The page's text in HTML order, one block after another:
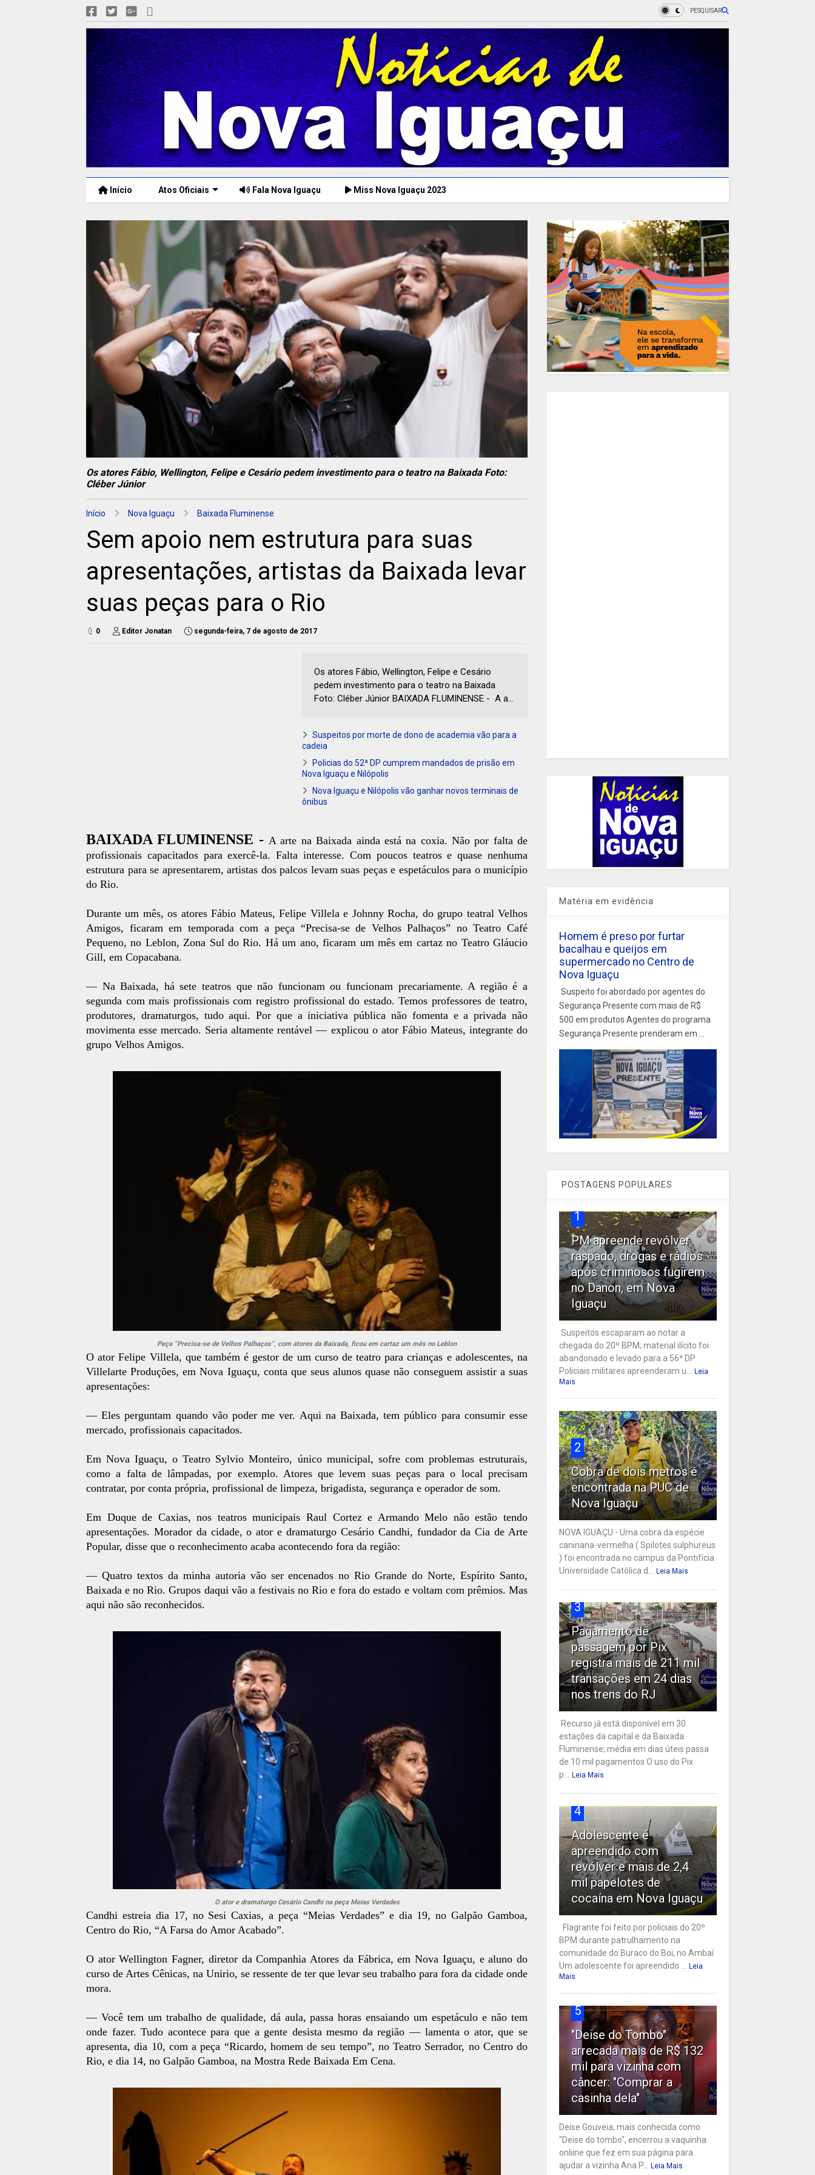
PESQUISAR
Início Atos Oficiais Fala Nova Iguaçu Miss Nova Iguaçu 2023
Os atores Fábio, Wellington, Felipe e Cesário pedem investimento para o teatro na Baixada Foto:
Cléber Júnior
Início Nova Iguaçu Baixada Fluminense
Sem apoio nem estrutura para suas
apresentações, artistas da Baixada levar
suas peças para o Rio
0 Editor Jonatan segunda-feira, 7 de agosto de 2017
Os atores Fábio, Wellington, Felipe e Cesário
pedem investimento para o teatro na Baixada
Foto: Cléber Júnior BAIXADA FLUMINENSE - A a...
Suspeitos por morte de dono de academia vão para a
cadeia
Policias do 52ª DP cumprem mandados de prisão em
Nova Iguaçu e Nilópolis
Nova Iguaçu e Nilópolis vão ganhar novos terminais de
ônibus
BAIXADA FLUMINENSE -A arte na Baixada ainda está na coxia. Não por falta de
profissionais capacitados para exercê-la. Falta interesse. Com poucos teatros e quase nenhuma
estrutura para se apresentarem, artistas dos palcos levam suas peças e espetáculos para o município
do Rio.
Durante um mês, os atores Fábio Mateus, Felipe Villela e Johnny Rocha, do grupo teatral Velhos
Amigos, ficaram em temporada com a peça “Precisa-se de Velhos Palhaços” no Teatro Café
Pequeno, no Leblon, Zona Sul do Rio. Há um ano, ficaram um mês em cartaz no Teatro Gláucio
Gill, em Copacabana.
— Na Baixada, há sete teatros que não funcionam ou funcionam precariamente. A região é a
segunda com mais profissionais com registro profissional do estado. Temos professores de teatro,
produtores, dramaturgos, tudo aqui. Por que a iniciativa pública não fomenta e a privada não
movimenta esse mercado. Seria altamente rentável — explicou o ator Fábio Mateus, integrante do
grupo Velhos Amigos.
Peça “Precisa-se de Velhos Palhaços”, com atores da Baixada, ficou em cartaz um mês no Leblon
O ator Felipe Villela, que também é gestor de um curso de teatro para crianças e adolescentes, na
Villelarte Produções, em Nova Iguaçu, conta que seus alunos quase não conseguem assistir a suas
apresentações:
— Eles perguntam quando vão poder me ver. Aqui na Baixada, tem público para consumir esse
mercado, profissionais capacitados.
Em Nova Iguaçu, o Teatro Sylvio Monteiro, único municipal, sofre com problemas estruturais,
como a falta de lâmpadas, por exemplo. Atores que levem suas peças para o local precisam
contratar, por conta própria, profissional de limpeza, brigadista, segurança e operador de som.
Em Duque de Caxias, nos teatros municipais Raul Cortez e Armando Melo não estão tendo
apresentações. Morador da cidade, o ator e dramaturgo Cesário Candhi, fundador da Cia de Arte
Popular, disse que o reconhecimento acaba acontecendo fora da região:
— Quatro textos da minha autoria vão ser encenados no Rio Grande do Norte, Espírito Santo,
Baixada e no Rio. Grupos daqui vão a festivais no Rio e fora do estado e voltam com prêmios. Mas
aqui não são reconhecidos.
O ator e dramaturgo Cesário Candhi na peça Meias Verdades
Candhi estreia dia 17, no Sesi Caxias, a peça “Meias Verdades” e dia 19, no Galpão Gamboa,
Centro do Rio, “A Farsa do Amor Acabado”.
O ator Wellington Fagner, diretor da Companhia Atores da Fábrica, em Nova Iguaçu, e aluno do
curso de Artes Cênicas, na Unirio, se ressente de ter que levar seu trabalho para fora da cidade onde
mora.
— Você tem um trabalho de qualidade, dá aula, passa horas ensaiando um espetáculo e não tem
onde fazer. Tudo acontece para que a gente desista mesmo da região — lamenta o ator, que se
apresenta, dia 10, com a peça “Ricardo, homem de seu tempo”, no Teatro Serrador, no Centro do
Rio, e dia 14, no Galpão Gamboa, na Mostra Rede Baixada Em Cena.
Matéria em evidência
Homem é preso por furtar
bacalhau e queijos em
supermercado no Centro de
Nova Iguaçu
Suspeito foi abordado por agentes do
Segurança Presente com mais de R$
500 em produtos Agentes do programa
Segurança Presente prenderam em ...
POSTAGENS POPULARES
1
PM apreende revólver
raspado, drogas e rádios
após criminosos fugirem
no Danon, em Nova
Iguaçu
Suspeitos escaparam ao notar a
chegada do 20º BPM; material ilícito foi
abandonado e levado para a 56ª DP
Policiais militares apreenderam u...
Leia
Mais
2
Cobra de dois metros é
encontrada na PUC de
Nova Iguaçu
NOVA IGUAÇU - Uma cobra da espécie
caninana-vermelha ( Spilotes sulphureus
) foi encontrada no campus da Pontifícia
Universidade Católica d...
Leia Mais
3
Pagamento de
passagem por Pix
registra mais de 211 mil
transações em 24 dias
nos trens do RJ
Recurso já está disponível em 30
estações da capital e da Baixada
Fluminense; média em dias úteis passa
de 10 mil pagamentos O uso do Pix
p...
Leia Mais
4
Adolescente é
apreendido com
revólver e mais de 2,4
mil papelotes de
cocaína em Nova Iguaçu
Flagrante foi feito por policiais do 20º
BPM durante patrulhamento na
comunidade do Buraco do Boi, no Ambaí
Um adolescente foi apreendido ...
Leia
Mais
5
"Deise do Tombo"
arrecada mais de R$ 132
mil para vizinha com
câncer: "Comprar a
casinha dela"
Deise Gouveia, mais conhecida como
"Deise do tombo", encerrou a vaquinha
onliine que fez em sua página para
ajudar a vizinha Ana P...
Leia Mais